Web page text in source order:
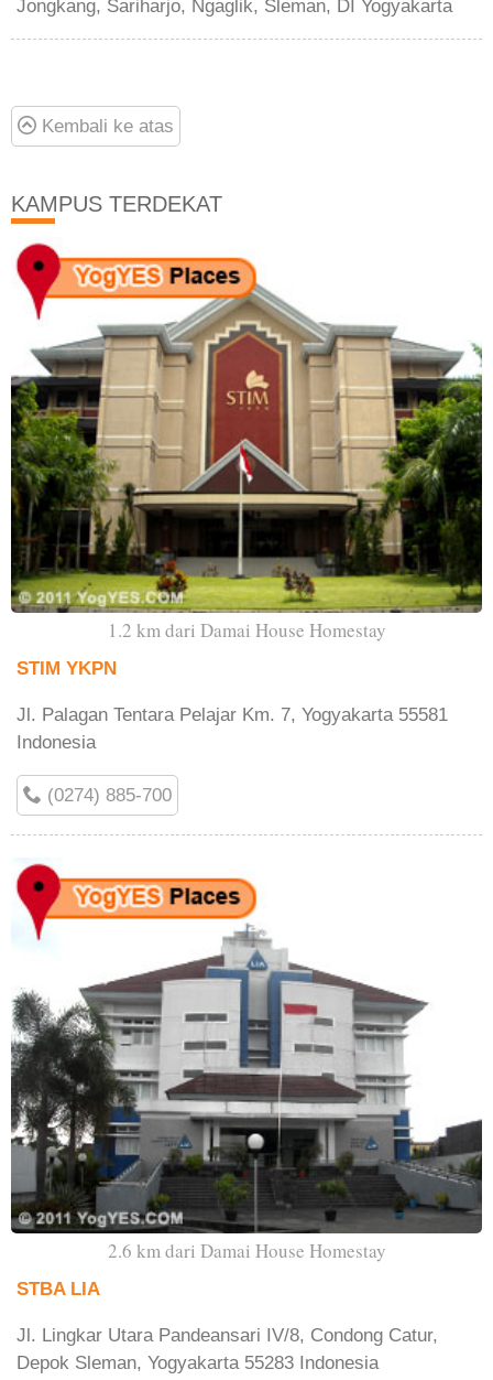
Jongkang, Sariharjo, Ngaglik, Sleman, DI Yogyakarta
Kembali ke atas
KAMPUS TERDEKAT
1.2 km dari Damai House Homestay
STIM YKPN
Jl. Palagan Tentara Pelajar Km. 7, Yogyakarta 55581
Indonesia
(0274) 885-700
2.6 km dari Damai House Homestay
STBA LIA
Jl. Lingkar Utara Pandeansari IV/8, Condong Catur,
Depok Sleman, Yogyakarta 55283 Indonesia